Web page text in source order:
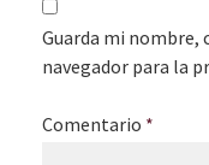
Guarda mi nombre,
navegador para la
Comentario *